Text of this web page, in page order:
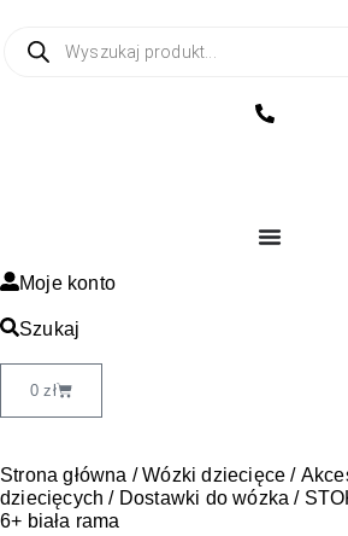
Moje konto
Szukaj
0zł
Strona główna /Wózki dziecięce /
dziecięcych / Dostawki do wózka /
6+ biała rama